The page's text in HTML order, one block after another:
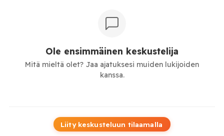
Ole ensimmäinen keskustelija
Mitä mieltä olet? Jaa ajatuksesi muiden lukijoiden
kanssa.
Liity keskusteluun tilaamalla